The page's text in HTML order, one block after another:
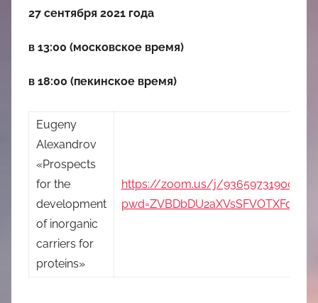
27 сентября 2021 года
в 13:00 (московское время)
в 18:00 (пекинское время)
Eugeny
Alexandrov
«Prospects
for the
development
of inorganic
carriers for
proteins»
https://zoom.us/j/93659731900?